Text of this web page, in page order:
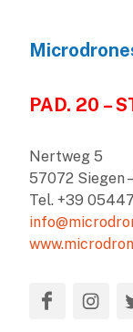
PAD. 20 –
Nertweg 5
57072 Siegen
Tel. +39